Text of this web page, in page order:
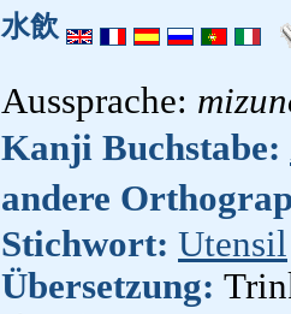
水飲
Aussprache:
Kanji Buchstabe:
andere
Stichwort: Utensil
Übersetzung: